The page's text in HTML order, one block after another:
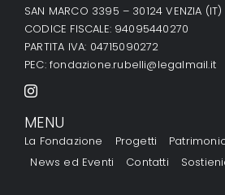
SAN MARCO 3395 – 30124 VENZIA (IT)
CODICE FISCALE: 94095440270
PARTITA IVA: 04715090272
PEC: fondazione.rubelli@legalmail.it
MENU
La Fondazione Progetti
News ed Eventi
Contatti